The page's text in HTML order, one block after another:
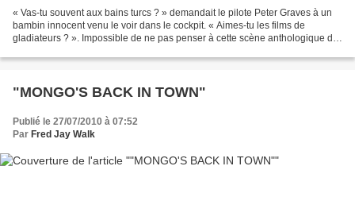
« Vas-tu souvent aux bains turcs ? » demandait le pilote Peter Graves à un
bambin innocent venu le voir dans le cockpit. « Aimes-tu les films de
gladiateurs ? ». Impossible de ne pas penser à cette scène anthologique de
"MONGO'S BACK IN TOWN"
Publié le 27/07/2010 à 07:52
Par Fred Jay Walk